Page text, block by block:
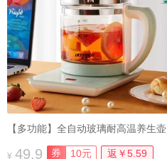
【多功能】全自动玻璃耐高温养生壶
¥ 49.9 券 10元 返￥5.59